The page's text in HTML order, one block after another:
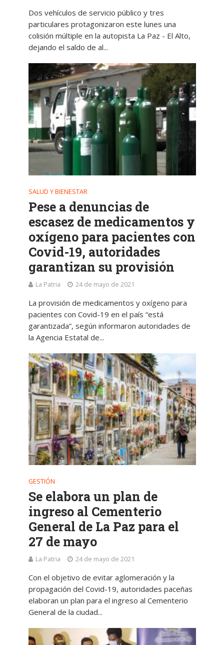
Dos vehículos de servicio público y tres
particulares protagonizaron este lunes una
colisión múltiple en la autopista La Paz - El Alto,
dejando el saldo de al...
SALUD Y BIENESTAR
Pese a denuncias de
escasez de medicamentos y
oxígeno para pacientes con
Covid-19, autoridades
garantizan su provisión
La Patria 24 de mayo de 2021
La provisión de medicamentos y oxígeno para
pacientes con Covid-19 en el país “está
garantizada”, según informaron autoridades de
la Agencia Estatal de...
GESTIÓN
Se elabora un plan de
ingreso al Cementerio
General de La Paz para el
27 de mayo
La Patria 24 de mayo de 2021
Con el objetivo de evitar aglomeración y la
propagación del Covid-19, autoridades paceñas
elaboran un plan para el ingreso al Cementerio
General de la ciudad...